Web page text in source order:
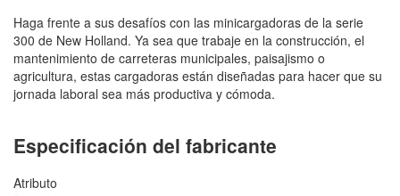
Haga frente a sus desafíos con las minicargadoras de la serie
300 de New Holland. Ya sea que trabaje en la construcción, el
mantenimiento de carreteras municipales, paisajismo o
agricultura, estas cargadoras están diseñadas para hacer que su
jornada laboral sea más productiva y cómoda.
Especificación del fabricante
Atributo